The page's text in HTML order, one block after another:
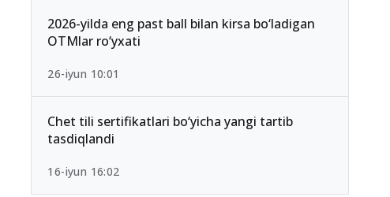
2026-yilda eng past ball bilan kirsa bo‘ladigan
OTMlar ro‘yxati
26-iyun 10:01
Chet tili sertifikatlari bo‘yicha yangi tartib
tasdiqlandi
16-iyun 16:02